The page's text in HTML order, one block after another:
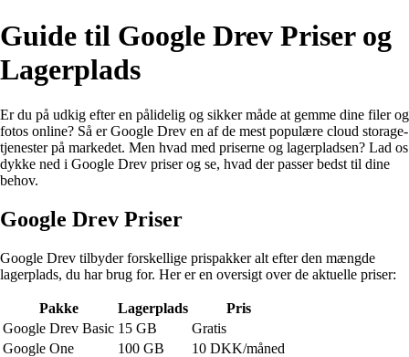
Guide til Google Drev Priser og
Lagerplads
Er du på udkig efter en pålidelig og sikker måde at gemme dine filer og
fotos online? Så er Google Drev en af de mest populære cloud storage-
tjenester på markedet. Men hvad med priserne og lagerpladsen? Lad os
dykke ned i Google Drev priser og se, hvad der passer bedst til dine
behov.
Google Drev Priser
Google Drev tilbyder forskellige prispakker alt efter den mængde
lagerplads, du har brug for. Her er en oversigt over de aktuelle priser:
Pakke Lagerplads
Pris
Google Drev Basic 15 GB
Gratis
Google One
100 GB
10 DKK/måned